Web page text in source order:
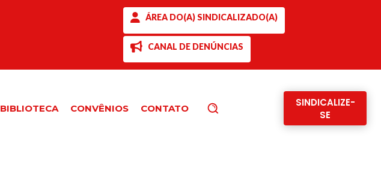
ÁREA DO(A) SINDICALIZADO(A)
CANAL DE DENÚNCIAS
BIBLIOTECA CONVÊNIOS CONTATO
SINDICALIZE-
SE